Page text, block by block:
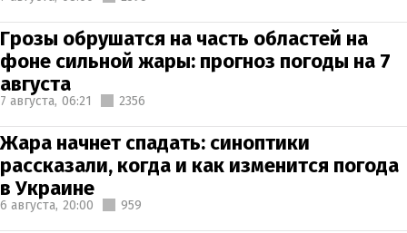
Грозы обрушатся на часть областей на
фоне сильной жары: прогноз погоды на 7
августа
7 августа, 06:21 2356
Жара начнет спадать: синоптики
рассказали, когда и как изменится погода
в Украине
6 августа, 20:00 959